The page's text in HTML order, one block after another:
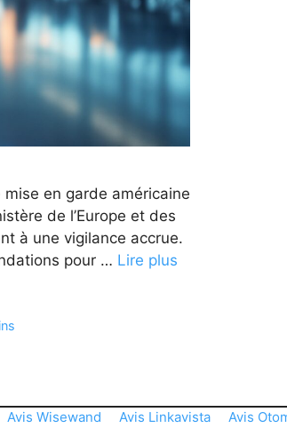
en garde américaine
de l’Europe et des
à une vigilance accrue.
pour … Lire plus
Avis Wisewand Avis Linkavista Avis